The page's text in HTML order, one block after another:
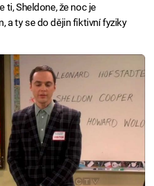
ti, Sheldone, že noc je
a ty se do dějin fiktivní fyziky